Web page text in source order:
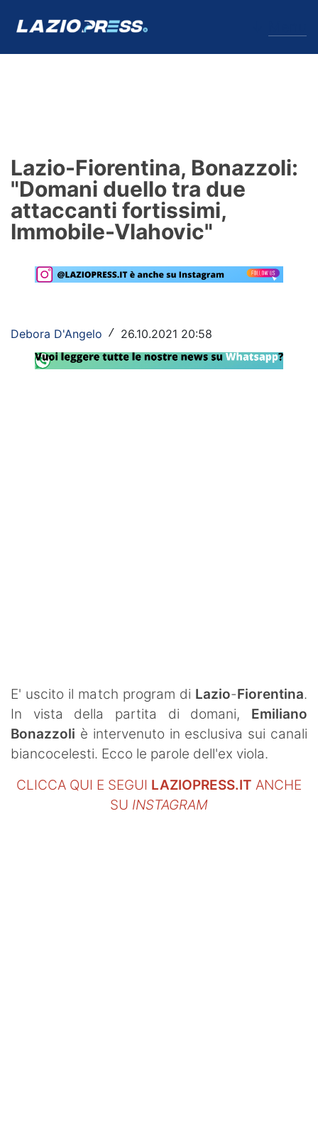
Formello
Infortuni
Primavera
Calciomercato
Rassegna Lazio
Social
Lazio-Fiorentina, Bonazzoli:
"Domani duello tra due
attaccanti fortissimi,
Immobile-Vlahovic"
Debora D'Angelo / 26.10.2021 20:58
E' uscito il match program di Lazio-Fiorentina.
In vista della partita di domani, Emiliano
Bonazzoli è intervenuto in esclusiva sui canali
biancocelesti. Ecco le parole dell'ex viola.
CLICCA QUI E SEGUI LAZIOPRESS.IT ANCHE
SU INSTAGRAM